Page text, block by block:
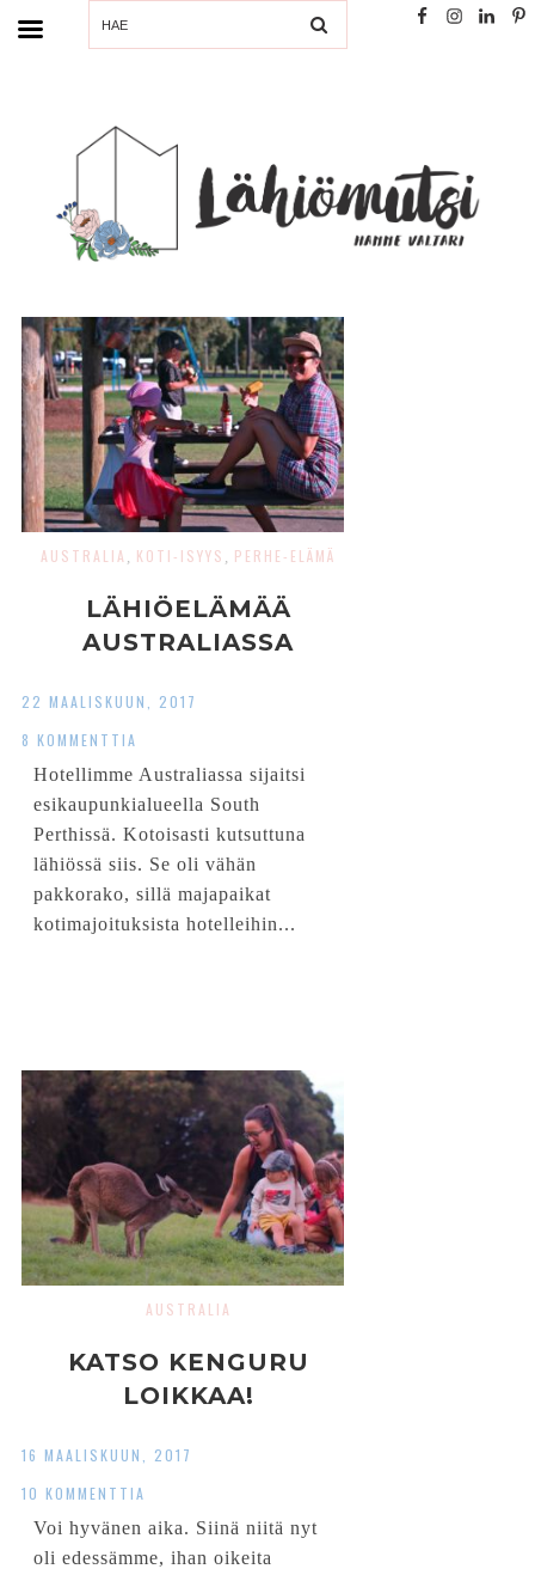
SEARCH
AUSTRALIA KOTI-ISYYS PERHE-ELÄMÄ
LÄHIÖELÄMÄÄ
AUSTRALIASSA
22 MAALISKUUN, 2017
8 KOMMENTTIA
Hotellimme Australiassa sijaitsi
esikaupunkialueella South
Perthissä. Kotoisasti kutsuttuna
lähiössä siis. Se oli vähän
pakkorako, sillä majapaikat
kotimajoituksista hotelleihin...
AUSTRALIA
KATSO KENGURU
LOIKKAA!
16 MAALISKUUN, 2017
10 KOMMENTTIA
Voi hyvänen aika. Siinä niitä nyt
oli edessämme, ihan oikeita